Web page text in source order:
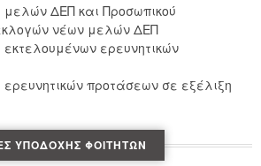
μελών ΔΕΠ και Προσωπικού
νέων μελών ΔΕΠ
ερευνητικών
προτάσεων σε εξέλιξη
ΥΠΟΔΟΧΉΣ ΦΟΙΤΗΤΏΝ